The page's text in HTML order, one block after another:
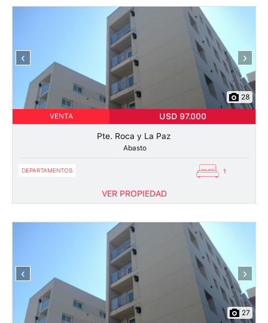
‹ ›
28
VENTA USD 97.000
Pte. Roca y La Paz
Abasto
DEPARTAMENTOS 1
VER PROPIEDAD
‹ ›
27